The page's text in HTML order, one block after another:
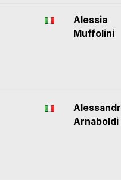
Alessia
Muffolini
Arnaboldi